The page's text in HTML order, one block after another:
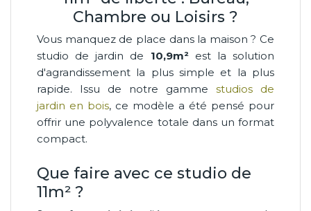
Chambre ou Loisirs ?
Vous manquez de place dans la maison ? Ce
studio de jardin de 10,9m²est la solution
d'agrandissement la plus simple et la plus
rapide. Issu de notre gamme studios de
jardin en bois, ce modèle a été pensé pour
offrir une polyvalence totale dans un format
compact.
Que faire avec ce studio de
11m² ?